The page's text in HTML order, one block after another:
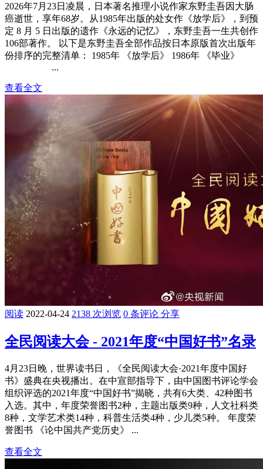
2026年7月23日凌晨，日本著名推理小说作家东野圭吾因大肠
癌逝世，享年68岁。从1985年出版的处女作《放学后》，到预
定 8 月 5 日出版的遗作《永远的记忆》，东野圭吾一生共创作
106部著作。 以下是东野圭吾全部作品按日本原版首次出版年
份排序的完整清单： 1985年 《放学后》 1986年 《毕业》
...
查看全文
阅读 2022-04-24 2138 次浏览 0 条评论 分享
全民阅读大会 - 2021年度“中国好书”名录
4月23日晚，世界读书日，《全民阅读大会·2021年度中国好
书》盛典在央视播出。在中宣部指导下，由中国图书评论学会
组织评选的2021年度“中国好书”揭晓，共有6大类、42种图书
入选。其中，年度荣誉图书2种，主题出版类9种，人文社科类
8种，文学艺术类14种，科普生活类4种，少儿类5种。 年度荣
誉图书 《论中国共产党历史》 ...
查看全文